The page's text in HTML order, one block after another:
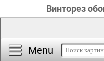
Винторез
Menu